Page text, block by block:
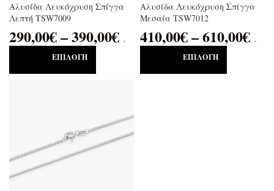
Αλυσίδα Λευκόχρυση Σπίγγα
Λεπτή TSW7009
290,00€–390,00€ .
ΕΠΙΛΟΓΉ
Αλυσίδα Λευκόχρυση Σπίγγα
Μεσαία TSW7012
410,00€–610,00€ .
ΕΠΙΛΟΓΉ